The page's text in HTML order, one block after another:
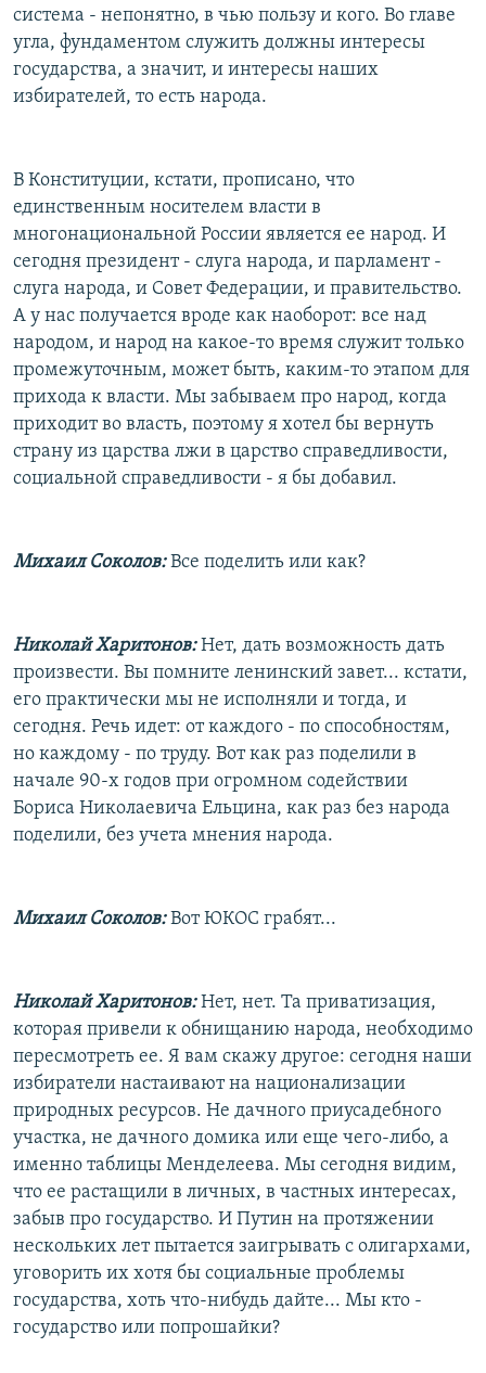
система - непонятно, в чью пользу и кого. Во главе
угла, фундаментом служить должны интересы
государства, а значит, и интересы наших
избирателей, то есть народа.
В Конституции, кстати, прописано, что
единственным носителем власти в
многонациональной России является ее народ. И
сегодня президент - слуга народа, и парламент -
слуга народа, и Совет Федерации, и правительство.
А у нас получается вроде как наоборот: все над
народом, и народ на какое-то время служит только
промежуточным, может быть, каким-то этапом для
прихода к власти. Мы забываем про народ, когда
приходит во власть, поэтому я хотел бы вернуть
страну из царства лжи в царство справедливости,
социальной справедливости - я бы добавил.
Михаил Соколов:Все поделить или как?
Николай Харитонов:Нет, дать возможность дать
произвести. Вы помните ленинский завет... кстати,
его практически мы не исполняли и тогда, и
сегодня. Речь идет: от каждого - по способностям,
но каждому - по труду. Вот как раз поделили в
начале 90-х годов при огромном содействии
Бориса Николаевича Ельцина, как раз без народа
поделили, без учета мнения народа.
Михаил Соколов:Вот ЮКОС грабят...
Николай Харитонов:Нет, нет. Та приватизация,
которая привели к обнищанию народа, необходимо
пересмотреть ее. Я вам скажу другое: сегодня наши
избиратели настаивают на национализации
природных ресурсов. Не дачного приусадебного
участка, не дачного домика или еще чего-либо, а
именно таблицы Менделеева. Мы сегодня видим,
что ее растащили в личных, в частных интересах,
забыв про государство. И Путин на протяжении
нескольких лет пытается заигрывать с олигархами,
уговорить их хотя бы социальные проблемы
государства, хоть что-нибудь дайте... Мы кто -
государство или попрошайки?